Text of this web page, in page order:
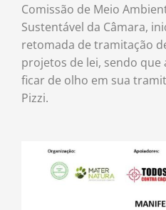
Comissão de Meio
Sustentável da Câmara,
retomada de tramitação
projetos de lei, sendo que
ficar de olho em sua
Pizzi.